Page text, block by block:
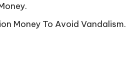
Money To Avoid Vandalism.